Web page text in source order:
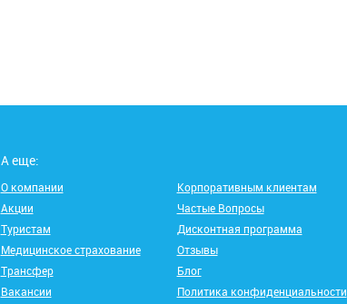
А еще:
О компании
Акции
Туристам
Медицинское страхование
Трансфер
Вакансии
Корпоративным клиентам
Частые Вопросы
Дисконтная программа
Отзывы
Блог
Политика конфиденциальности